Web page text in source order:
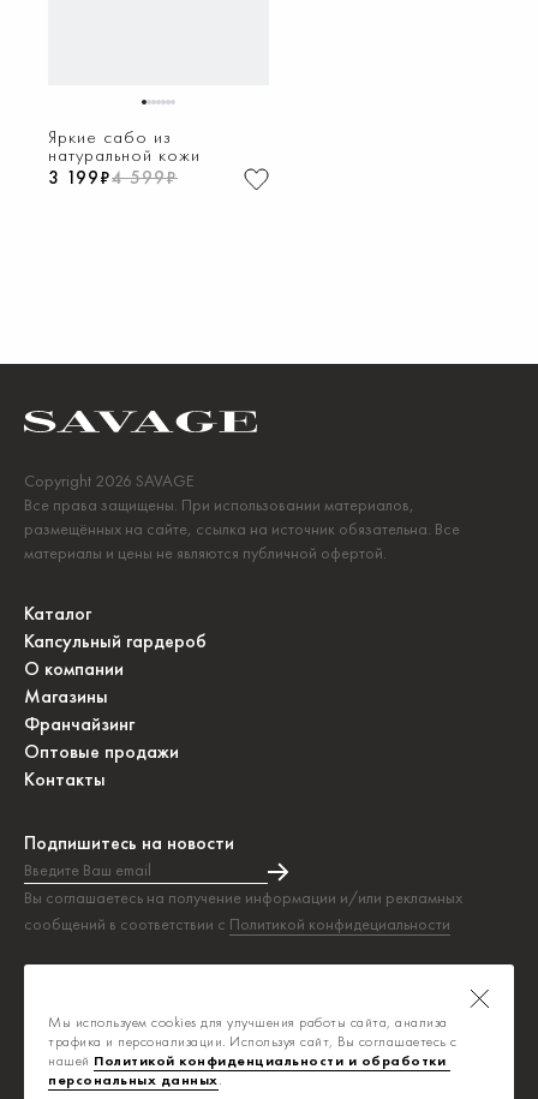
1234567
Яркие сабо из
натуральной кожи
3 199₽4 599₽
Copyright 2026 SAVAGE
Все права защищены. При использовании материалов,
размещённых на сайте, ссылка на источник обязательна. Все
материалы и цены не являются публичной офертой.
Каталог
Капсульный гардероб
О компании
Магазины
Франчайзинг
Оптовые продажи
Контакты
Подпишитесь на новости
Введите Ваш email
Вы соглашаетесь на получение информации и/или рекламных
сообщений в соответствии с Политикой конфидециальности
Подписка на новости прошла успешно!
Политика конфиденциальности
Публичная оферта
Мы используем cookies для улучшения работы сайта, анализа
трафика и персонализации. Используя сайт, Вы соглашаетесь с
нашей Политикой конфиденциальности и обработки
персональных данных.